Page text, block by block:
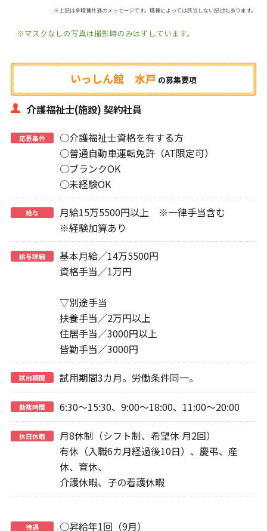
※上記は全職種共通のメッセージです。職種によっては該当しない記述もあります。
※マスクなしの写真は撮影時のみはずしています。
いっしん館 水戸 の募集要項
介護福祉士(施設) 契約社員
応募条件
○介護福祉士資格を有する方
○普通自動車運転免許（AT限定可）
○ブランクOK
○未経験OK
給与
月給15万5500円以上 ※一律手当含む
※経験加算あり
給与詳細
基本月給／14万5500円
資格手当／1万円
▽別途手当
扶養手当／2万円以上
住居手当／3000円以上
皆勤手当／3000円
試用期間 試用期間3カ月。労働条件同一。
勤務時間 6:30～15:30、9:00～18:00、11:00～20:00
休日休暇
月8休制（シフト制、希望休 月2回）
有休（入職6カ月経過後10日）、慶弔、産
休、育休、
介護休暇、子の看護休暇
待遇 ○昇給年1回（9月）